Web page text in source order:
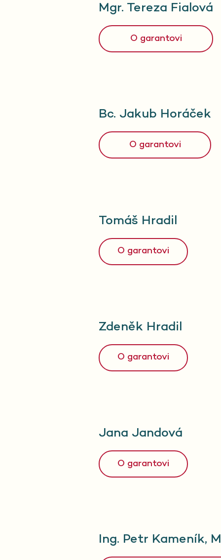
Mgr. Tereza Fialová
O garantovi
Bc. Jakub Horáček
O garantovi
Tomáš Hradil
O garantovi
Zdeněk Hradil
O garantovi
Jana Jandová
O garantovi
Ing. Petr Kameník,